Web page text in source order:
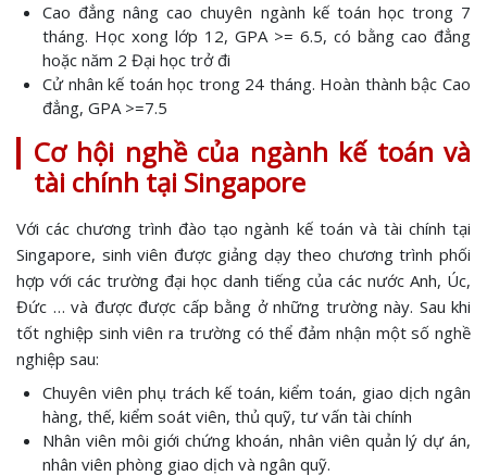
Cao đẳng nâng cao chuyên ngành kế toán học trong 7
tháng. Học xong lớp 12, GPA >= 6.5, có bằng cao đẳng
hoặc năm 2 Đại học trở đi
Cử nhân kế toán học trong 24 tháng. Hoàn thành bậc Cao
đẳng, GPA >=7.5
Cơ hội nghề của ngành kế toán và
tài chính tại Singapore
Với các chương trình đào tạo ngành kế toán và tài chính tại
Singapore, sinh viên được giảng dạy theo chương trình phối
hợp với các trường đại học danh tiếng của các nước Anh, Úc,
Đức … và được được cấp bằng ở những trường này. Sau khi
tốt nghiệp sinh viên ra trường có thể đảm nhận một số nghề
nghiệp sau:
Chuyên viên phụ trách kế toán, kiểm toán, giao dịch ngân
hàng, thế, kiểm soát viên, thủ quỹ, tư vấn tài chính
Nhân viên môi giới chứng khoán, nhân viên quản lý dự án,
nhân viên phòng giao dịch và ngân quỹ.